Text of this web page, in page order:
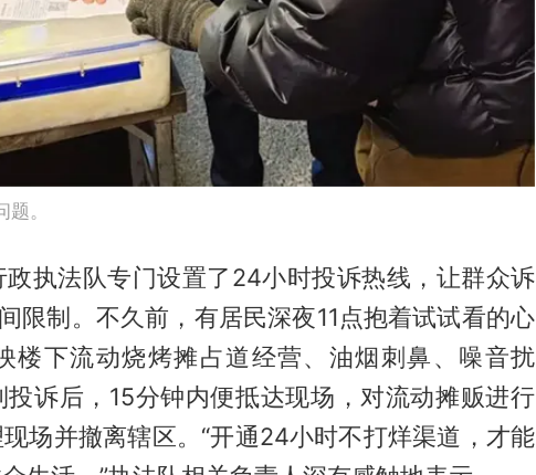
。
执法队专门设置了24小时投诉热线，让群众诉
限制。不久前，有居民深夜11点抱着试试看的心
楼下流动烧烤摊占道经营、油烟刺鼻、噪音扰
诉后，15分钟内便抵达现场，对流动摊贩进行
场并撤离辖区。“开通24小时不打烊渠道，才能